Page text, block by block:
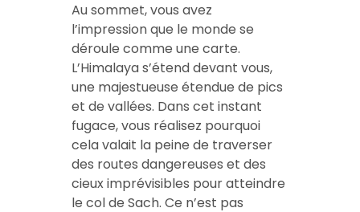
Au sommet, vous avez
l’impression que le monde se
déroule comme une carte.
L’Himalaya s’étend devant vous,
une majestueuse étendue de pics
et de vallées. Dans cet instant
fugace, vous réalisez pourquoi
cela valait la peine de traverser
des routes dangereuses et des
cieux imprévisibles pour atteindre
le col de Sach. Ce n’est pas